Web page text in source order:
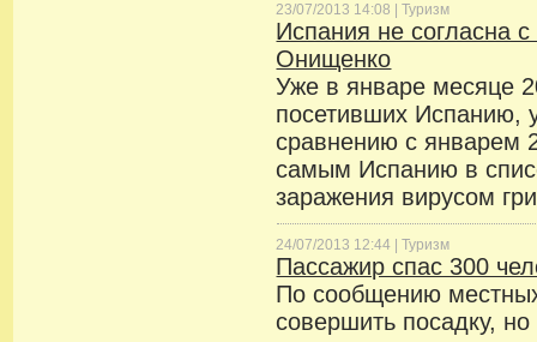
23/07/2013 14:08 |Туризм
Испания не согласна
Онищенко
Уже в январе месяце
посетивших Испанию,
сравнению с январем
самым Испанию в
заражения вирусом
24/07/2013 12:44 |Туризм
Пассажир спас 300
По сообщению
совершить посадку,